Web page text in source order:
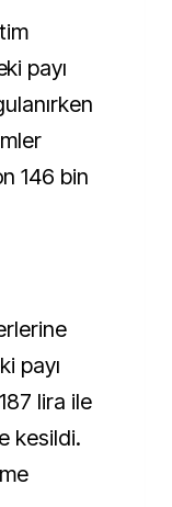
payı
146 bin
payı
lira ile
kesildi.